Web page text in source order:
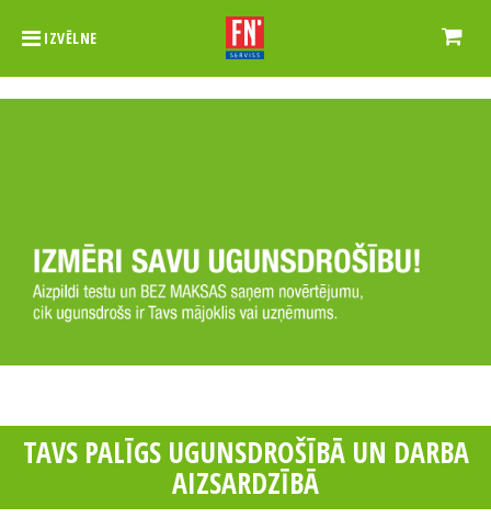
IZVĒLNE
FN-SERVISS VADOŠAIS DROŠĪBAS
DARBA AIZSARDZĪBĀ
Par FN-Serviss>>